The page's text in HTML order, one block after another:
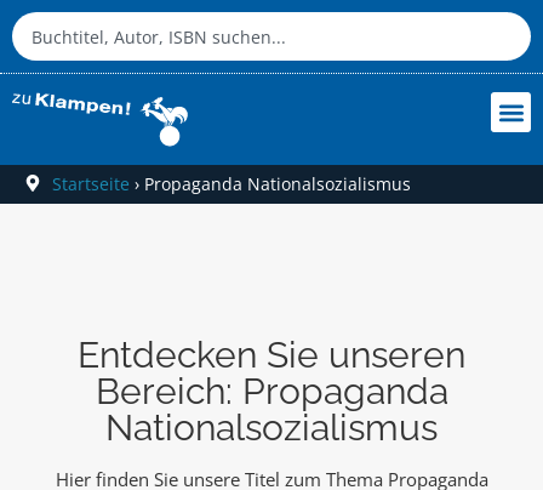
Startseite › Propaganda Nationalsozialismus
Entdecken Sie unseren
Bereich: Propaganda
Nationalsozialismus
Hier finden Sie unsere Titel zum Thema Propaganda